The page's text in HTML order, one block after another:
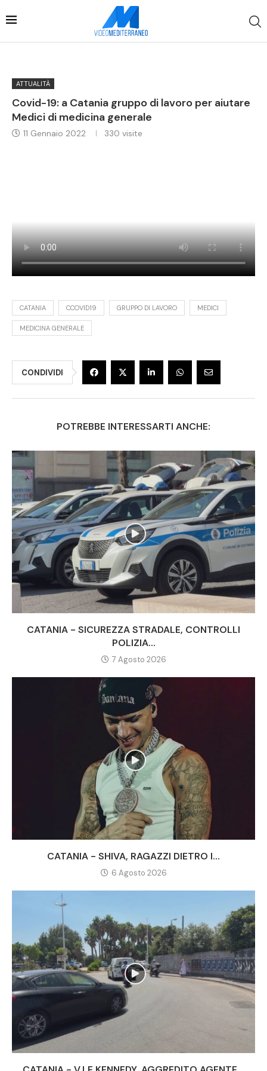
ATTUALITÀ
Covid-19: a Catania gruppo di lavoro per aiutare
Medici di medicina generale
11 Gennaio 2022 330 visite
CATANIA CCOVID19 GRUPPO DI LAVORO MEDICI
MEDICINA GENERALE
CONDIVIDI
POTREBBE INTERESSARTI ANCHE:
CATANIA - SICUREZZA STRADALE, CONTROLLI
POLIZIA...
7 Agosto 2026
CATANIA - SHIVA, RAGAZZI DIETRO I...
6 Agosto 2026